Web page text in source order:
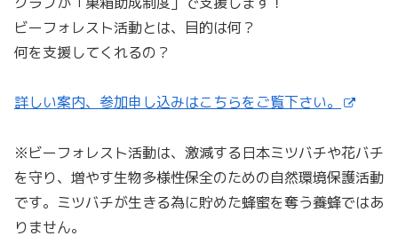
ビーフォレスト活動とは、目的は何？
何を支援してくれるの？
詳しい案内、参加申し込みはこちらをご覧下さい。
※ビーフォレスト活動は、激減する日本ミツバチや花バチ
を守り、増やす生物多様性保全のための自然環境保護活動
です。ミツバチが生きる為に貯めた蜂蜜を奪う養蜂ではあ
りません。